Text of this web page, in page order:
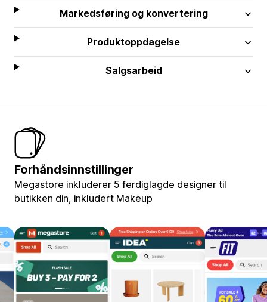
Markedsføring og konvertering
Produktoppdagelse
Salgsarbeid
Forhåndsinnstillinger
Megastore inkluderer 5 ferdiglagde designer til
butikken din, inkludert Makeup